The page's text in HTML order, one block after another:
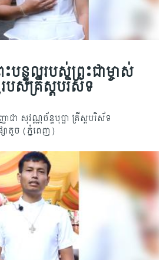
បន្ទូលរបស់ព្រះជាម្ចាស់
បស់គ្រីស្តបរិស័ទ
ជា សុវណ្ណច័ន្ទបុប្ផា គ្រីស្តបរិស័ទ
តូច (ភ្នំពេញ)